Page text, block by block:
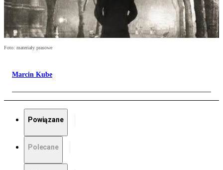
Foto: materiały prasowe
Marcin Kube
Powiązane
Polecane